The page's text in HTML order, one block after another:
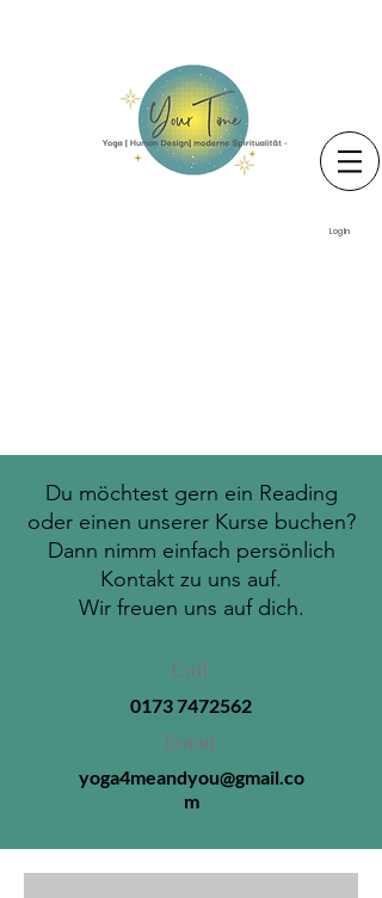
Log In
Du möchtest gern ein Reading
oder einen unserer Kurse buchen?
Dann nimm einfach persönlich
Kontakt zu uns auf.
Wir freuen uns auf dich.
Call
0173 7472562
Email
yoga4meandyou@gmail.co
m